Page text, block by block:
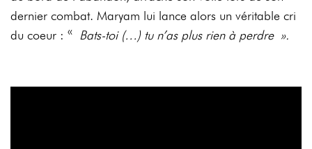
dernier combat. Maryam lui lance alors un véritable cri
du coeur : « Bats-toi (…) tu n’as plus rien à perdre ».